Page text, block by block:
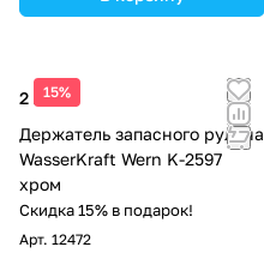
15%
2 290 ₽
Держатель запасного рулона
WasserKraft Wern K-2597
хром
Скидка 15% в подарок!
Арт. 12472